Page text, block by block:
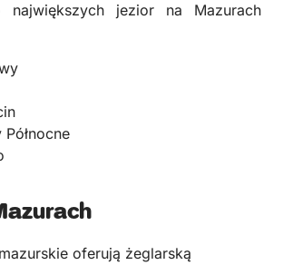
największych jezior na Mazurach
oferują żeglarską